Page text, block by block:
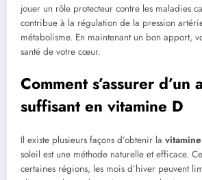
jouer un rôle protecteur contre les maladies
contribue à la régulation de la pression
métabolisme. En maintenant un bon apport,
santé de votre cœur.
Comment s’assurer d’un
suffisant en vitamine D
Il existe plusieurs façons d’obtenir la
soleil est une méthode naturelle et efficace.
certaines régions, les mois d’hiver peuvent